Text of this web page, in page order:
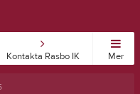
Kontakta Rasbo IK Mer